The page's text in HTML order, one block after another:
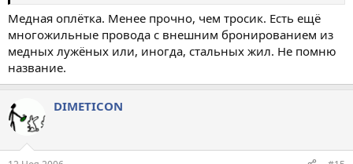
Медная оплётка. Менее прочно, чем тросик. Есть ещё
многожильные провода с внешним бронированием из
медных лужёных или, иногда, стальных жил. Не помню
название.
DIMETICON